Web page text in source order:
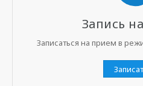
Запись
Записаться на прием в